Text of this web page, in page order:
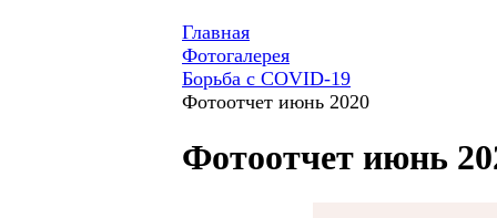
Главная
Фотогалерея
Борьба с COVID-19
Фотоотчет июнь 2020
Фотоотчет июнь